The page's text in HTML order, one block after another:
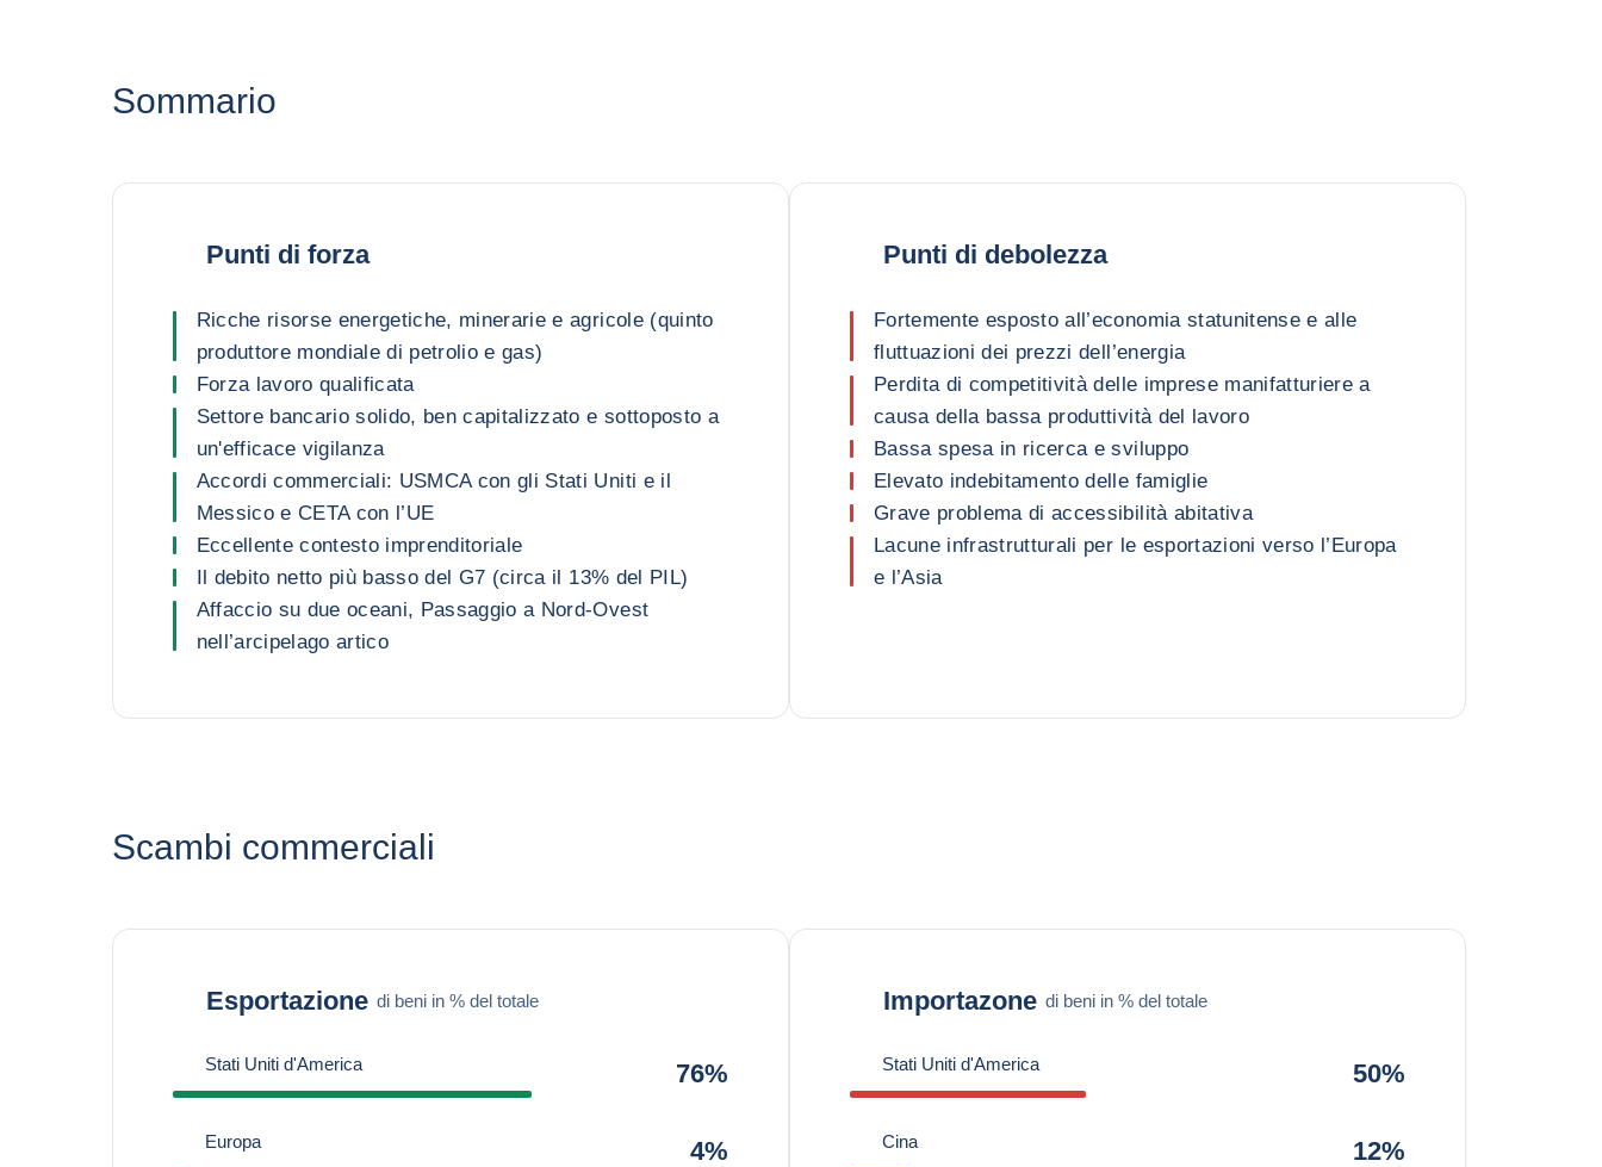
Sommario
Punti di forza
Ricche risorse energetiche, minerarie e agricole (quinto
produttore mondiale di petrolio e gas)
Forza lavoro qualificata
Settore bancario solido, ben capitalizzato e sottoposto a
un'efficace vigilanza
Accordi commerciali: USMCA con gli Stati Uniti e il
Messico e CETA con l’UE
Eccellente contesto imprenditoriale
Il debito netto più basso del G7 (circa il 13% del PIL)
Affaccio su due oceani, Passaggio a Nord-Ovest
nell’arcipelago artico
Punti di debolezza
Fortemente esposto all’economia statunitense e alle
fluttuazioni dei prezzi dell’energia
Perdita di competitività delle imprese manifatturiere a
causa della bassa produttività del lavoro
Bassa spesa in ricerca e sviluppo
Elevato indebitamento delle famiglie
Grave problema di accessibilità abitativa
Lacune infrastrutturali per le esportazioni verso l’Europa
e l’Asia
Scambi commerciali
Esportazione di beni in % del totale
Stati Uniti d'America 76%
Europa 4%
Importazone di beni in % del totale
Stati Uniti d'America 50%
Cina 12%